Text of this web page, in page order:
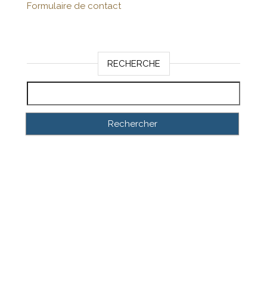
Formulaire de contact
RECHERCHE